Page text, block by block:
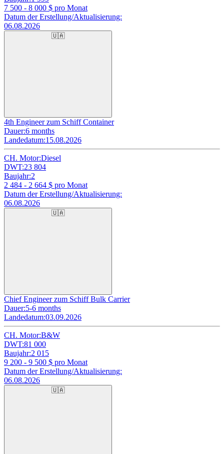
7 500 - 8 000 $ pro Monat
Datum der Erstellung/Aktualisierung:
06.08.2026
🇺🇦
4th Engineer zum Schiff Container
Dauer:6 months
Landedatum:15.08.2026
CH. Motor:Diesel
DWT:23 804
Baujahr:2
2 484 - 2 664 $ pro Monat
Datum der Erstellung/Aktualisierung:
06.08.2026
🇺🇦
Chief Engineer zum Schiff Bulk Carrier
Dauer:5-6 months
Landedatum:03.09.2026
CH. Motor:B&W
DWT:81 000
Baujahr:2 015
9 200 - 9 500 $ pro Monat
Datum der Erstellung/Aktualisierung:
06.08.2026
🇺🇦